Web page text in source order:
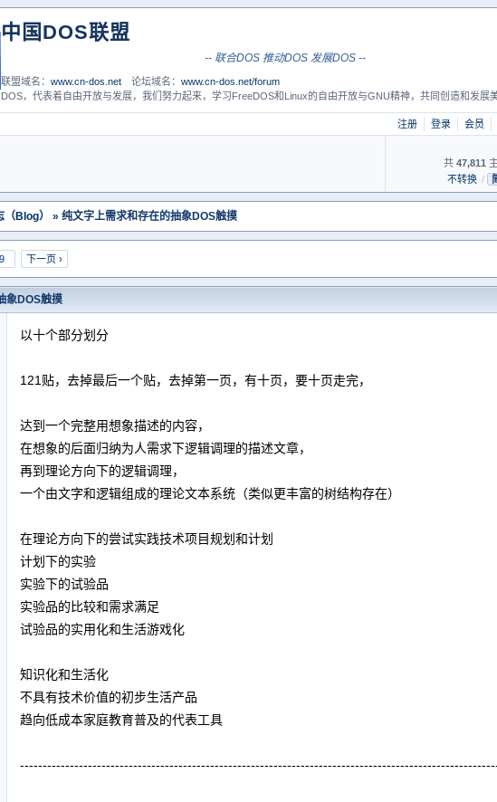
中国DOS联盟
-- 联合DOS 推动DOS 发展DOS --
联盟域名：www.cn-dos.net 论坛域名：www.cn-dos.net/forum
DOS，代表着自由开放与发展，我们努力起来，学习FreeDOS和Linux的自由开放与GNU精神，共同创造和发展
注册 登录 会员
共 47,811
不转换 /
（Blog） » 纯文字上需求和存在的抽象DOS触摸
9 下一页 ›
象DOS触摸
以十个部分划分
121贴，去掉最后一个贴，去掉第一页，有十页，要十页走完，
达到一个完整用想象描述的内容，
在想象的后面归纳为人需求下逻辑调理的描述文章，
再到理论方向下的逻辑调理，
一个由文字和逻辑组成的理论文本系统（类似更丰富的树结构存在）
在理论方向下的尝试实践技术项目规划和计划
计划下的实验
实验下的试验品
实验品的比较和需求满足
试验品的实用化和生活游戏化
知识化和生活化
不具有技术价值的初步生活产品
趋向低成本家庭教育普及的代表工具